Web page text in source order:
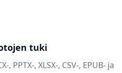
tuki
, PPTX-, XLSX-, CSV-, EPUB- ja